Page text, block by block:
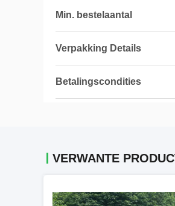
Min. bestelaantal
Verpakking Details
Betalingscondities